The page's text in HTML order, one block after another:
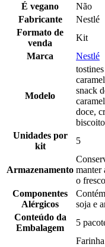
É vegano
Não
Fabricante
Nestlé
Formato de
venda
Kit
Marca
Nestlé
Modelo
snack
doce,
Unidades por
kit
5
Armazenamento manter
o
Componentes
Alérgicos
soja e
Conteúdo da
Embalagem
5